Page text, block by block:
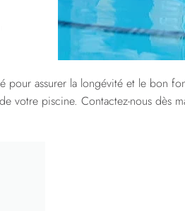
pour assurer la longévité et le bon
votre piscine. Contactez-nous dès